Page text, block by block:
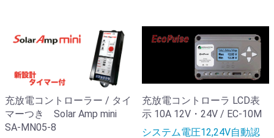
充放電コントローラー / タイ
マーつき Solar Amp mini
SA-MN05-8
充放電コントローラ LCD表
示 10A 12V・24V / EC-10M
システム電圧12,24V自動認